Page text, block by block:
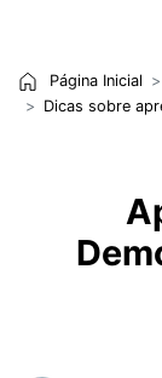
Página Inicial
Dicas sobre